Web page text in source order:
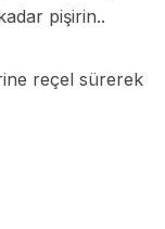
pişirin..
reçel sürerek